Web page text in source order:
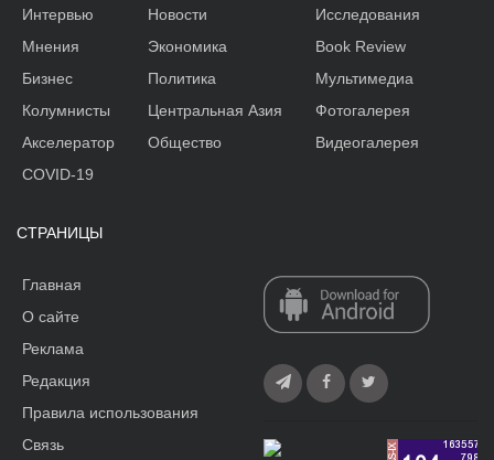
Интервью
Мнения
Бизнес
Колумнисты
Акселератор
Новости
Экономика
Политика
Центральная Азия
Общество
Исследования
Book Review
Мультимедиа
Фотогалерея
Видеогалерея
COVID-19
СТРАНИЦЫ
Главная
О сайте
Реклама
Редакция
Правила использования
Связь